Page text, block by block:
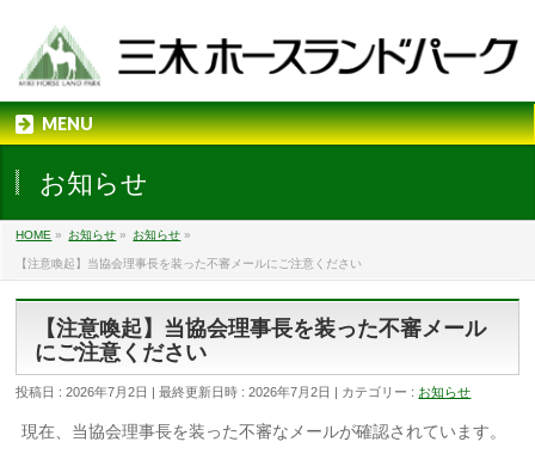
MENU
お知らせ
HOME » お知らせ » お知らせ »
【注意喚起】当協会理事長を装った不審メールにご注意ください
【注意喚起】当協会理事長を装った不審メール
にご注意ください
投稿日 : 2026年7月2日 最終更新日時 : 2026年7月2日 カテゴリー : お知らせ
現在、当協会理事長を装った不審なメールが確認されています。